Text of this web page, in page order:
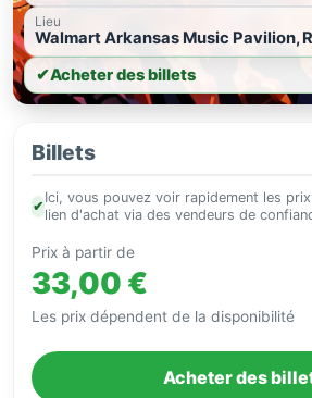
Lieu
Walmart Arkansas Music Pavilion,
✔Acheter des billets
Billets
✔
Ici, vous pouvez voir rapidement les
lien d'achat via des vendeurs de
Prix à partir de
33,00 €
Les prix dépendent de la disponibilité
Acheter des